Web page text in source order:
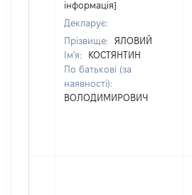
інформація]
Декларує:
Прізвище:
ЯЛОВИЙ
Ім'я:
КОСТЯНТИН
По батькові (за
наявності):
ВОЛОДИМИРОВИЧ